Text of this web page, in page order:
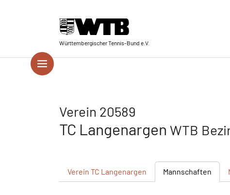
Württembergischer Tennis-Bund e.V.
Verein 20589
TC Langenargen WTB
Verein TC Langenargen Mannschaften